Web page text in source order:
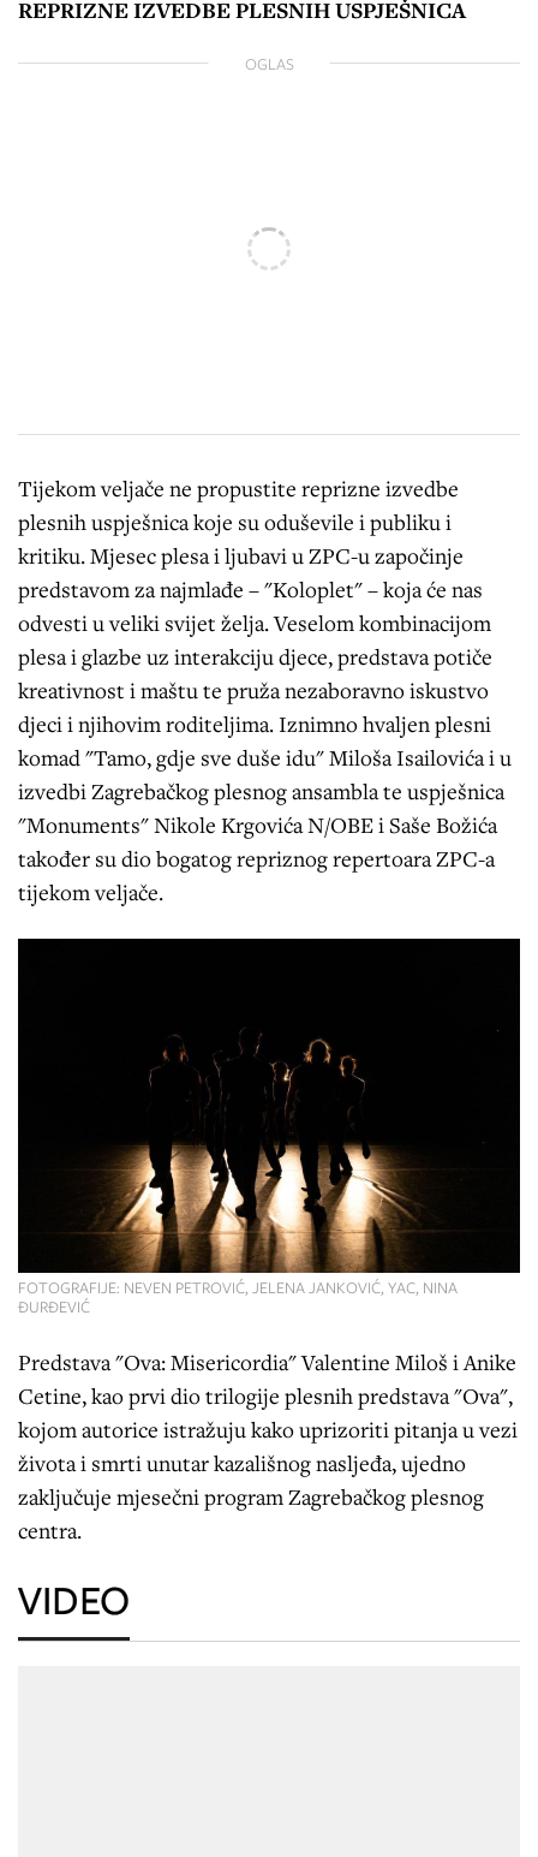
REPRIZNE IZVEDBE PLESNIH USPJEŠNICA
OGLAS
Tijekom veljače ne propustite reprizne izvedbe
plesnih uspješnica koje su oduševile i publiku i
kritiku. Mjesec plesa i ljubavi u ZPC-u započinje
predstavom za najmlađe – "Koloplet" – koja će nas
odvesti u veliki svijet želja. Veselom kombinacijom
plesa i glazbe uz interakciju djece, predstava potiče
kreativnost i maštu te pruža nezaboravno iskustvo
djeci i njihovim roditeljima. Iznimno hvaljen plesni
komad "Tamo, gdje sve duše idu" Miloša Isailovića i u
izvedbi Zagrebačkog plesnog ansambla te uspješnica
"Monuments" Nikole Krgovića N/OBE i Saše Božića
također su dio bogatog repriznog repertoara ZPC-a
tijekom veljače.
FOTOGRAFIJE: NEVEN PETROVIĆ, JELENA JANKOVIĆ, YAC, NINA
ĐURĐEVIĆ
Predstava "Ova: Misericordia" Valentine Miloš i Anike
Cetine, kao prvi dio trilogije plesnih predstava "Ova",
kojom autorice istražuju kako uprizoriti pitanja u vezi
života i smrti unutar kazališnog nasljeđa, ujedno
zaključuje mjesečni program Zagrebačkog plesnog
centra.
VIDEO